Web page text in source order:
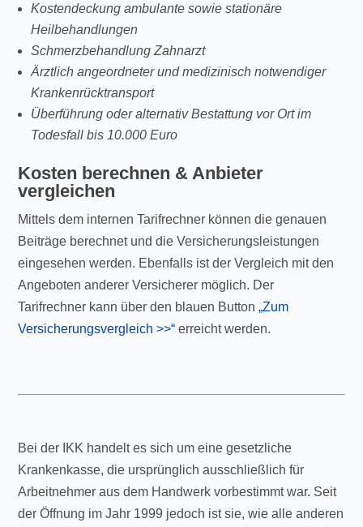
Kostendeckung ambulante sowie stationäre
Heilbehandlungen
Schmerzbehandlung Zahnarzt
Ärztlich angeordneter und medizinisch notwendiger
Krankenrücktransport
Überführung oder alternativ Bestattung vor Ort im
Todesfall bis 10.000 Euro
Kosten berechnen & Anbieter
vergleichen
Mittels dem internen Tarifrechner können die genauen
Beiträge berechnet und die Versicherungsleistungen
eingesehen werden. Ebenfalls ist der Vergleich mit den
Angeboten anderer Versicherer möglich. Der
Tarifrechner kann über den blauen Button„Zum
Versicherungsvergleich >>“ erreicht werden.
Bei der IKK handelt es sich um eine gesetzliche
Krankenkasse, die ursprünglich ausschließlich für
Arbeitnehmer aus dem Handwerk vorbestimmt war. Seit
der Öffnung im Jahr 1999 jedoch ist sie, wie alle anderen